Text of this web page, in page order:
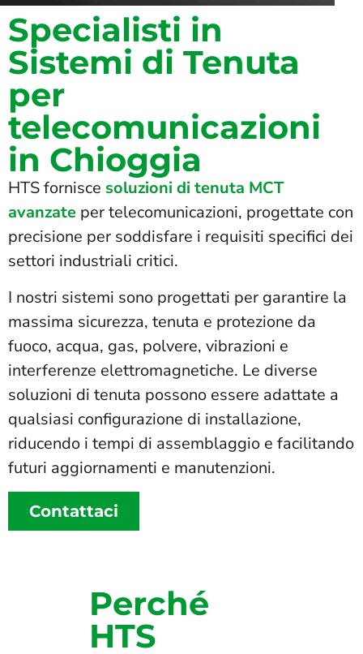
Specialisti in
Sistemi di Tenuta
per
telecomunicazioni
in Chioggia
HTS fornisce soluzioni di tenuta MCT
avanzate per telecomunicazioni, progettate con
precisione per soddisfare i requisiti specifici dei
settori industriali critici.
I nostri sistemi sono progettati per garantire la
massima sicurezza, tenuta e protezione da
fuoco, acqua, gas, polvere, vibrazioni e
interferenze elettromagnetiche. Le diverse
soluzioni di tenuta possono essere adattate a
qualsiasi configurazione di installazione,
riducendo i tempi di assemblaggio e facilitando
futuri aggiornamenti e manutenzioni.
Contattaci
Perché
HTS